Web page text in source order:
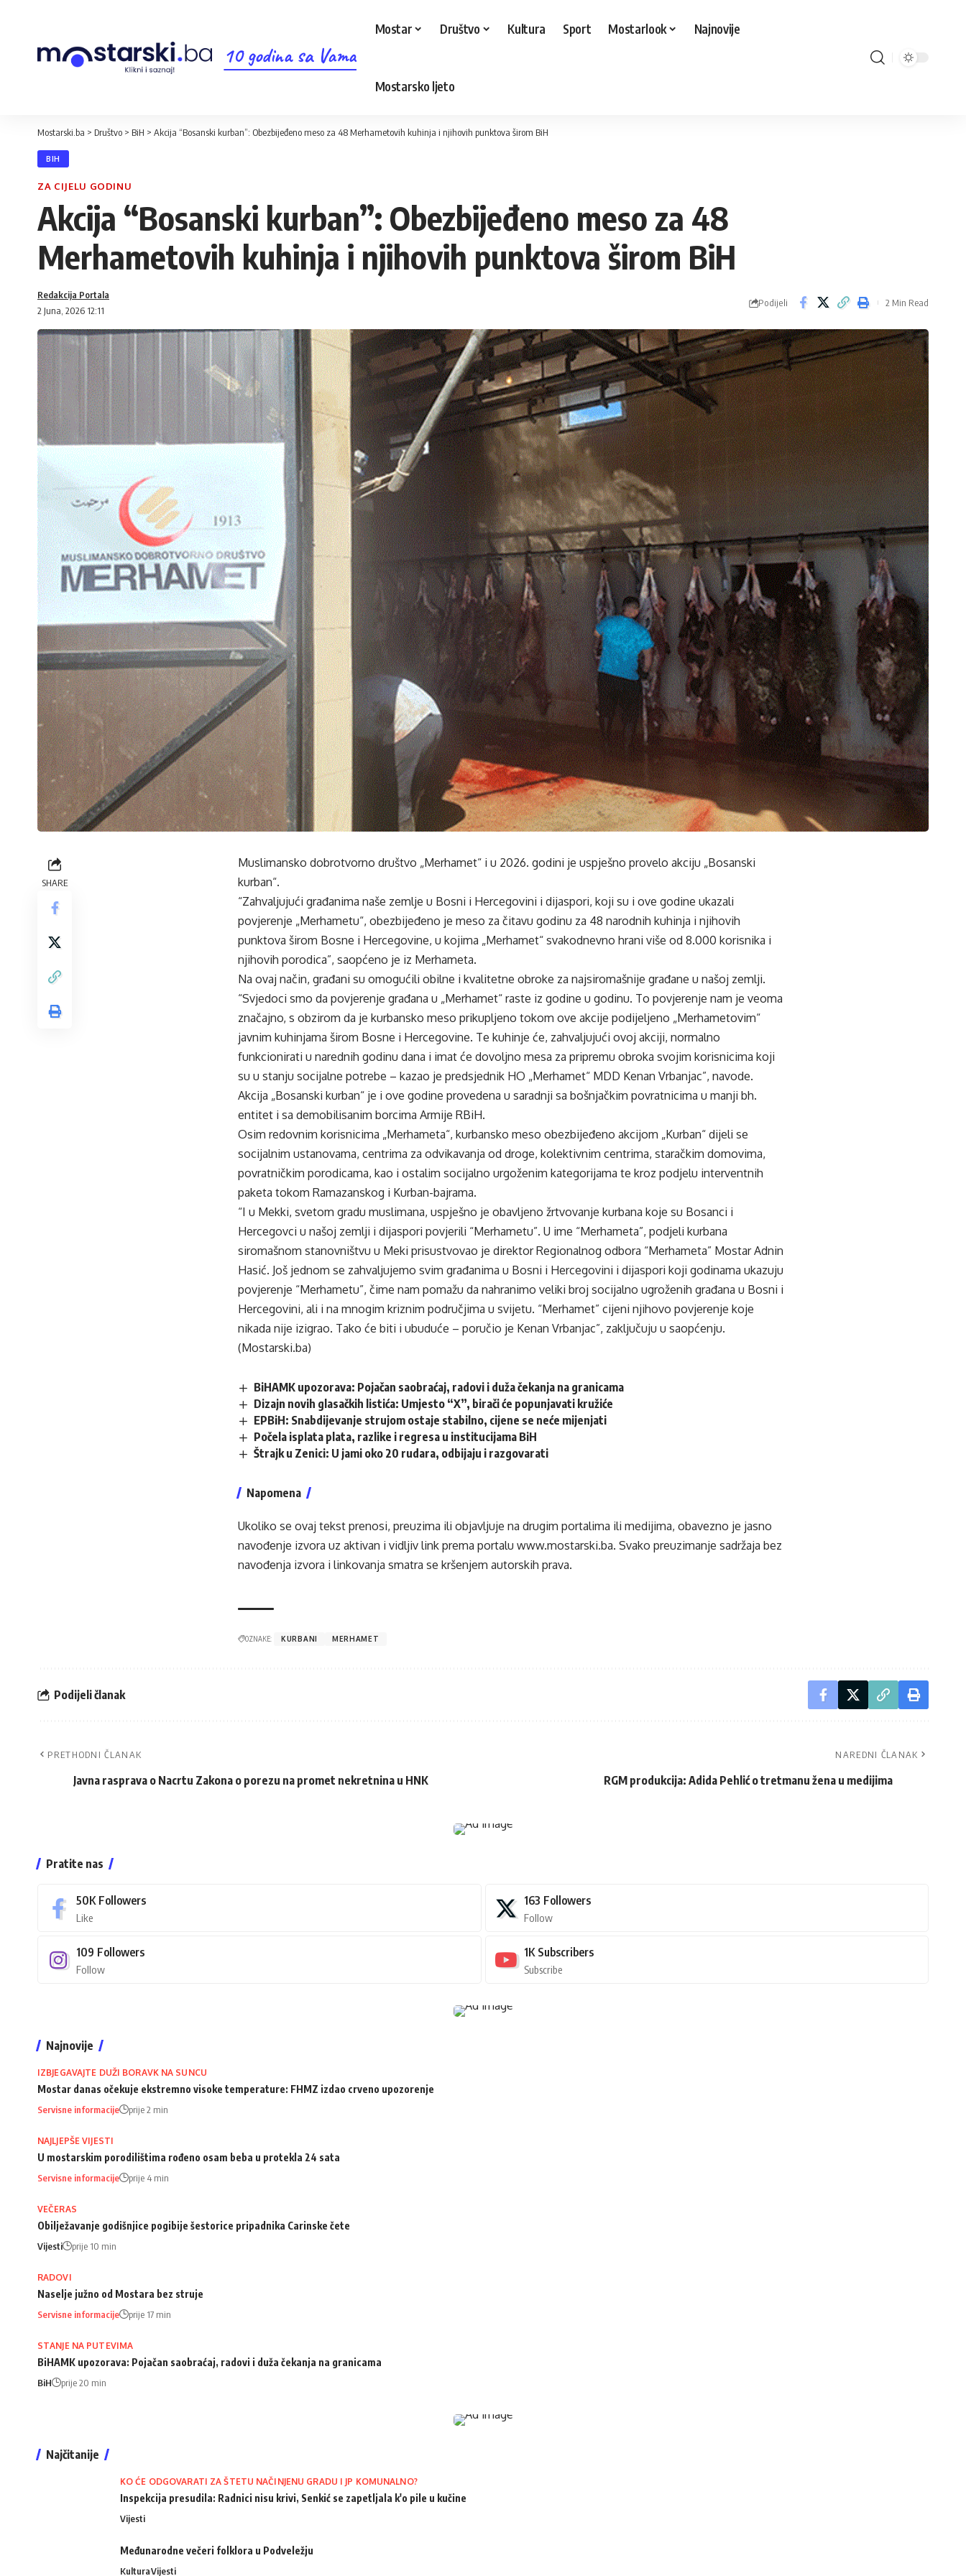
10 godina sa Vama
Mostar Društvo Kultura Sport Mostarlook Najnovije
Mostarsko ljeto
Mostarski.ba > Društvo > BiH > Akcija “Bosanski kurban”: Obezbijeđeno meso za 48 Merhametovih kuhinja i njihovih punktova širom BiH
BIH
ZA CIJELU GODINU
Akcija “Bosanski kurban”: Obezbijeđeno meso za 48
Merhametovih kuhinja i njihovih punktova širom BiH
2 Juna, 2026 12:11
Redakcija Portala
Podijeli 2 Min Read
SHARE
Muslimansko dobrotvorno društvo „Merhamet“ i u 2026. godini je uspješno provelo akciju „Bosanski
kurban“.
“Zahvaljujući građanima naše zemlje u Bosni i Hercegovini i dijaspori, koji su i ove godine ukazali
povjerenje „Merhametu“, obezbijeđeno je meso za čitavu godinu za 48 narodnih kuhinja i njihovih
punktova širom Bosne i Hercegovine, u kojima „Merhamet“ svakodnevno hrani više od 8.000 korisnika i
njihovih porodica”, saopćeno je iz Merhameta.
Na ovaj način, građani su omogućili obilne i kvalitetne obroke za najsiromašnije građane u našoj zemlji.
“Svjedoci smo da povjerenje građana u „Merhamet“ raste iz godine u godinu. To povjerenje nam je veoma
značajno, s obzirom da je kurbansko meso prikupljeno tokom ove akcije podijeljeno „Merhametovim“
javnim kuhinjama širom Bosne i Hercegovine. Te kuhinje će, zahvaljujući ovoj akciji, normalno
funkcionirati u narednih godinu dana i imat će dovoljno mesa za pripremu obroka svojim korisnicima koji
su u stanju socijalne potrebe – kazao je predsjednik HO „Merhamet“ MDD Kenan Vrbanjac”, navode.
Akcija „Bosanski kurban“ je i ove godine provedena u saradnji sa bošnjačkim povratnicima u manji bh.
entitet i sa demobilisanim borcima Armije RBiH.
Osim redovnim korisnicima „Merhameta“, kurbansko meso obezbijeđeno akcijom „Kurban“ dijeli se
socijalnim ustanovama, centrima za odvikavanja od droge, kolektivnim centrima, staračkim domovima,
povratničkim porodicama, kao i ostalim socijalno urgoženim kategorijama te kroz podjelu interventnih
paketa tokom Ramazanskog i Kurban-bajrama.
“I u Mekki, svetom gradu muslimana, uspješno je obavljeno žrtvovanje kurbana koje su Bosanci i
Hercegovci u našoj zemlji i dijaspori povjerili “Merhametu”. U ime “Merhameta”, podjeli kurbana
siromašnom stanovništvu u Meki prisustvovao je direktor Regionalnog odbora “Merhameta” Mostar Adnin
Hasić. Još jednom se zahvaljujemo svim građanima u Bosni i Hercegovini i dijaspori koji godinama ukazuju
povjerenje “Merhametu”, čime nam pomažu da nahranimo veliki broj socijalno ugroženih građana u Bosni i
Hercegovini, ali i na mnogim kriznim područjima u svijetu. “Merhamet” cijeni njihovo povjerenje koje
nikada nije izigrao. Tako će biti i ubuduće – poručio je Kenan Vrbanjac”, zaključuju u saopćenju.
(Mostarski.ba)
BiHAMK upozorava: Pojačan saobraćaj, radovi i duža čekanja na granicama
Dizajn novih glasačkih listića: Umjesto “X”, birači će popunjavati kružiće
EPBiH: Snabdijevanje strujom ostaje stabilno, cijene se neće mijenjati
Počela isplata plata, razlike i regresa u institucijama BiH
Štrajk u Zenici: U jami oko 20 rudara, odbijaju i razgovarati
Napomena
Ukoliko se ovaj tekst prenosi, preuzima ili objavljuje na drugim portalima ili medijima, obavezno je jasno
navođenje izvora uz aktivan i vidljiv link prema portalu www.mostarski.ba. Svako preuzimanje sadržaja bez
navođenja izvora i linkovanja smatra se kršenjem autorskih prava.
OZNAKE: KURBANI MERHAMET
Podijeli članak
PRETHODNI ČLANAK
Javna rasprava o Nacrtu Zakona o porezu na promet nekretnina u HNK
NAREDNI ČLANAK
RGM produkcija: Adida Pehlić o tretmanu žena u medijima
Pratite nas
50K Followers
Like
163 Followers
Follow
109 Followers
Follow
1K Subscribers
Subscribe
Najnovije
IZBJEGAVAJTE DUŽI BORAVK NA SUNCU
Mostar danas očekuje ekstremno visoke temperature: FHMZ izdao crveno upozorenje
Servisne informacije prije 2 min
NAJLJEPŠE VIJESTI
U mostarskim porodilištima rođeno osam beba u protekla 24 sata
Servisne informacije prije 4 min
VEČERAS
Obilježavanje godišnjice pogibije šestorice pripadnika Carinske čete
Vijesti prije 10 min
RADOVI
Naselje južno od Mostara bez struje
Servisne informacije prije 17 min
STANJE NA PUTEVIMA
BiHAMK upozorava: Pojačan saobraćaj, radovi i duža čekanja na granicama
BiH prije 20 min
Najčitanije
KO ĆE ODGOVARATI ZA ŠTETU NAČINJENU GRADU I JP KOMUNALNO?
Inspekcija presudila: Radnici nisu krivi, Senkić se zapetljala k'o pile u kučine
Vijesti
Međunarodne večeri folklora u Podveležju
KulturaVijesti